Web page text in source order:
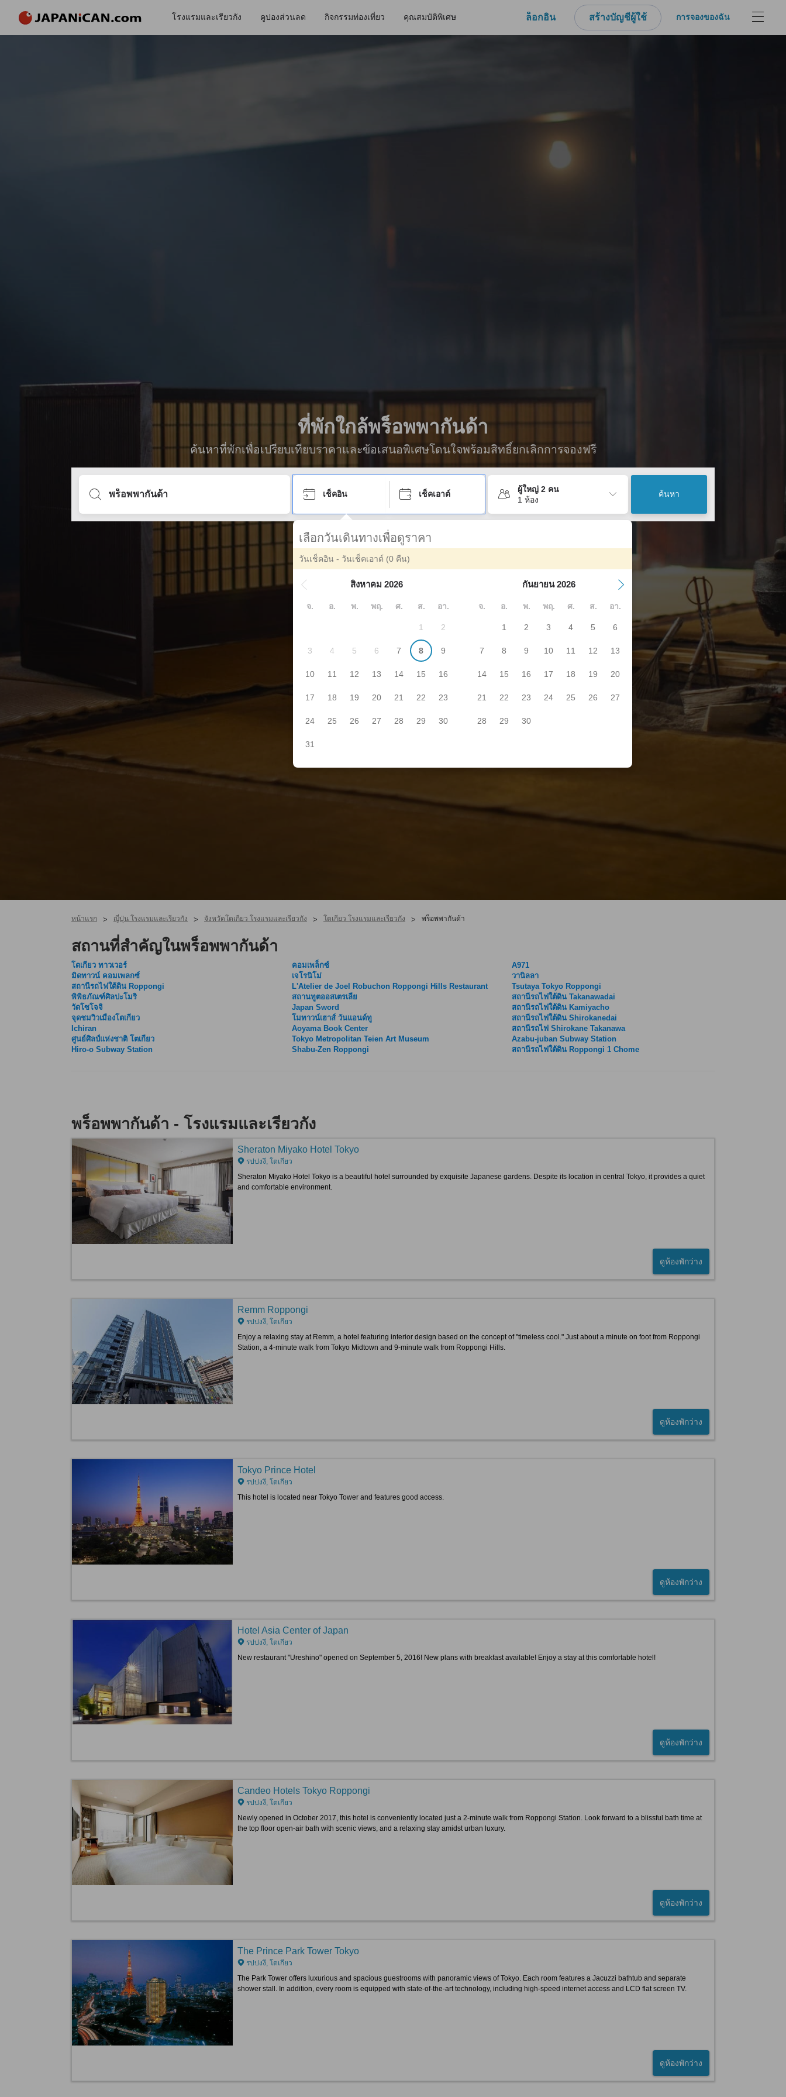
โรงแรมและเรียวกัง คูปองส่วนลด กิจกรรมท่องเที่ยว คุณสมบัติพิเศษ ล็อกอิน สร้างบัญชีผู้ใช้ การจองของฉัน
ที่พักใกล้พร็อพพากันด้า
ค้นหาที่พักเพื่อเปรียบเทียบราคาและข้อเสนอพิเศษโดนใจพร้อมสิทธิ์ยกเลิกการจองฟรี
เช็คอิน เช็คเอาต์
ผู้ใหญ่ 2 คน
1 ห้อง
ค้นหา
เลือกวันเดินทางเพื่อดูราคา
วันเช็คอิน - วันเช็คเอาต์ (0 คืน)
สิงหาคม 2026
จ. อ. พ. พฤ. ศ. ส. อา.
1 2
3 4 5 6 7 8 9
10 11 12 13 14 15 16
17 18 19 20 21 22 23
24 25 26 27 28 29 30
31
กันยายน 2026
จ. อ. พ. พฤ. ศ. ส. อา.
1 2 3 4 5 6
7 8 9 10 11 12 13
14 15 16 17 18 19 20
21 22 23 24 25 26 27
28 29 30
หน้าแรก > ญี่ปุ่น โรงแรมและเรียวกัง > จังหวัดโตเกียว โรงแรมและเรียวกัง > โตเกียว โรงแรมและเรียวกัง > พร็อพพากันด้า
สถานที่สำคัญในพร็อพพากันด้า
โตเกียว ทาวเวอร์
มิดทาวน์ คอมเพลกซ์
สถานีรถไฟใต้ดิน Roppongi
พิพิธภัณฑ์ศิลปะโมริ
วัดโซโจจิ
จุดชมวิวเมืองโตเกียว
Ichiran
ศูนย์ศิลป์แห่งชาติ โตเกียว
Hiro-o Subway Station
คอมเพล็กซ์
เจโรนิโม่
L'Atelier de Joel Robuchon Roppongi Hills Restaurant
สถานทูตออสเตรเลีย
Japan Sword
โมทาวน์เฮาส์ วันแอนด์ทู
Aoyama Book Center
Tokyo Metropolitan Teien Art Museum
Shabu-Zen Roppongi
A971
วานิลลา
Tsutaya Tokyo Roppongi
สถานีรถไฟใต้ดิน Takanawadai
สถานีรถไฟใต้ดิน Kamiyacho
สถานีรถไฟใต้ดิน Shirokanedai
สถานีรถไฟ Shirokane Takanawa
Azabu-juban Subway Station
สถานีรถไฟใต้ดิน Roppongi 1 Chome
พร็อพพากันด้า - โรงแรมและเรียวกัง
Sheraton Miyako Hotel Tokyo
รปปงงี, โตเกียว
Sheraton Miyako Hotel Tokyo is a beautiful hotel surrounded by exquisite Japanese gardens. Despite its location in central Tokyo, it provides a quiet
and comfortable environment.
ดูห้องพักว่าง
Remm Roppongi
รปปงงี, โตเกียว
Enjoy a relaxing stay at Remm, a hotel featuring interior design based on the concept of "timeless cool." Just about a minute on foot from Roppongi
Station, a 4-minute walk from Tokyo Midtown and 9-minute walk from Roppongi Hills.
ดูห้องพักว่าง
Tokyo Prince Hotel
รปปงงี, โตเกียว
This hotel is located near Tokyo Tower and features good access.
ดูห้องพักว่าง
Hotel Asia Center of Japan
รปปงงี, โตเกียว
New restaurant "Ureshino" opened on September 5, 2016! New plans with breakfast available! Enjoy a stay at this comfortable hotel!
ดูห้องพักว่าง
Candeo Hotels Tokyo Roppongi
รปปงงี, โตเกียว
Newly opened in October 2017, this hotel is conveniently located just a 2-minute walk from Roppongi Station. Look forward to a blissful bath time at
the top floor open-air bath with scenic views, and a relaxing stay amidst urban luxury.
ดูห้องพักว่าง
The Prince Park Tower Tokyo
รปปงงี, โตเกียว
The Park Tower offers luxurious and spacious guestrooms with panoramic views of Tokyo. Each room features a Jacuzzi bathtub and separate
shower stall. In addition, every room is equipped with state-of-the-art technology, including high-speed internet access and LCD flat screen TV.
ดูห้องพักว่าง